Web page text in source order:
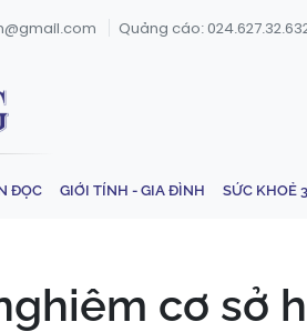
Quảng cáo:
ĐỌC GIỚI TÍNH - GIA ĐÌNH SỨC KHOẺ
cơ sở